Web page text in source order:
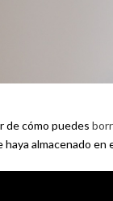
de cómo puedes
almacenado en